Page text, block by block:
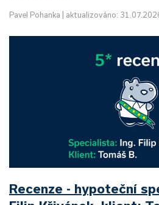
Pavel Pohanka aktualizováno:
Recenze - hypoteční